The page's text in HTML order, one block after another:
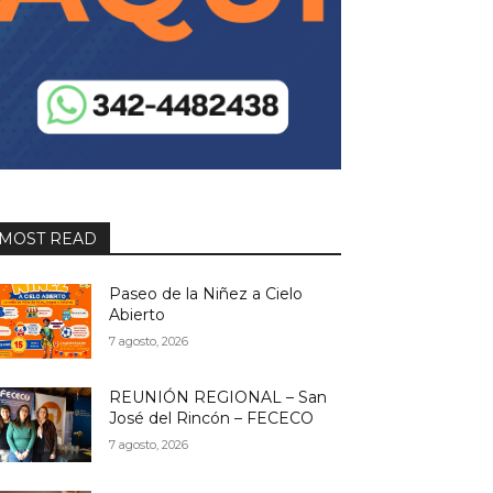
READ
Paseo de la Niñez a Cielo
Abierto
7 agosto, 2026
REUNIÓN REGIONAL – San
José del Rincón – FECECO
7 agosto, 2026